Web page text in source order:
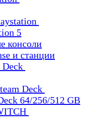
5
консоли
и станции
Deck
Deck
64/256/512 GB